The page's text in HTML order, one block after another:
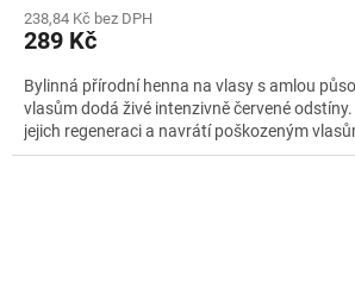
238,84 Kč bez DPH
289 Kč
Bylinná přírodní henna na vlasy s amlou
vlasům dodá živé intenzivně červené
jejich regeneraci a navrátí poškozeným